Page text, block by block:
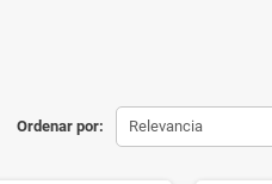
Ordenar por: Relevancia